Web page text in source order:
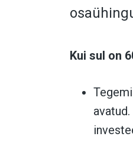
Kui sul on
avatud.